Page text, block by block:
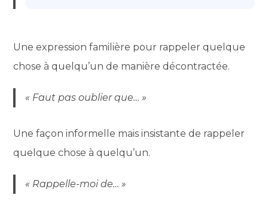
Une expression familière pour rappeler quelque
chose à quelqu’un de manière décontractée.
« Faut pas oublier que… »
Une façon informelle mais insistante de rappeler
quelque chose à quelqu’un.
« Rappelle-moi de… »